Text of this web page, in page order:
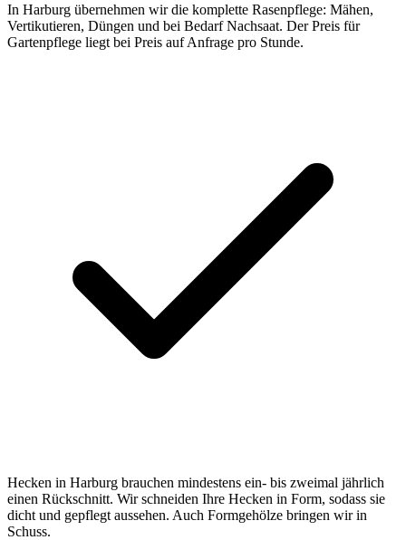
In Harburg übernehmen wir die komplette Rasenpflege: Mähen,
Vertikutieren, Düngen und bei Bedarf Nachsaat. Der Preis für
Gartenpflege liegt bei Preis auf Anfrage pro Stunde.
Hecken in Harburg brauchen mindestens ein- bis zweimal jährlich
einen Rückschnitt. Wir schneiden Ihre Hecken in Form, sodass sie
dicht und gepflegt aussehen. Auch Formgehölze bringen wir in
Schuss.